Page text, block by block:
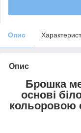
Опис
Опис
Брошка
основі
кольоровою